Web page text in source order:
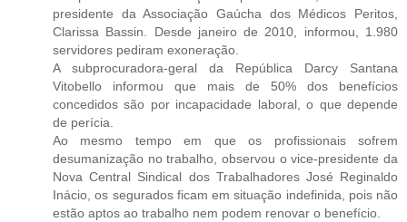
presidente da Associação Gaúcha dos Médicos Peritos,
Clarissa Bassin. Desde janeiro de 2010, informou, 1.980
servidores pediram exoneração.
A subprocuradora-geral da República Darcy Santana
Vitobello informou que mais de 50% dos benefícios
concedidos são por incapacidade laboral, o que depende
de perícia.
Ao mesmo tempo em que os profissionais sofrem
desumanização no trabalho, observou o vice-presidente da
Nova Central Sindical dos Trabalhadores José Reginaldo
Inácio, os segurados ficam em situação indefinida, pois não
estão aptos ao trabalho nem podem renovar o benefício.